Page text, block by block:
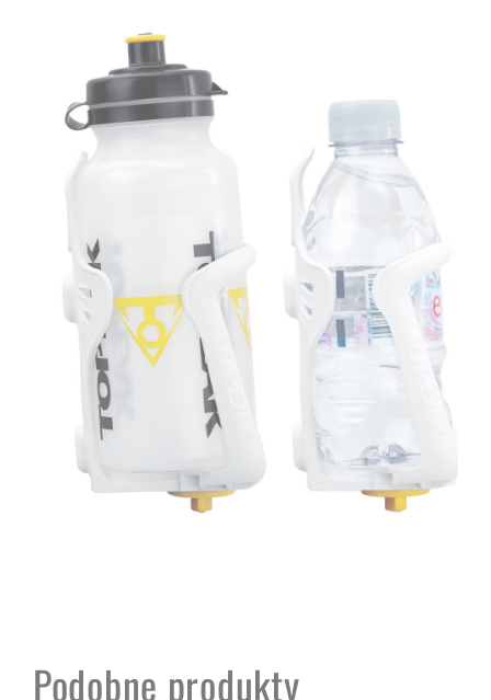
Podobne produkty